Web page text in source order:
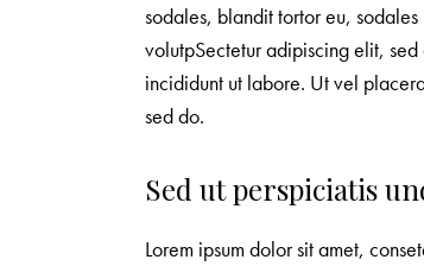
sodales, blandit tortor eu,
volutpSectetur adipiscing elit,
incididunt ut labore. Ut vel
sed do.
Sed ut perspiciatis
Lorem ipsum dolor sit amet,